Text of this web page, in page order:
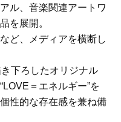
ル、音楽関連アートワ
を展開。
ど、メディアを横断し
下ろしたオリジナル
＝エネルギー”を
性的な存在感を兼ね備